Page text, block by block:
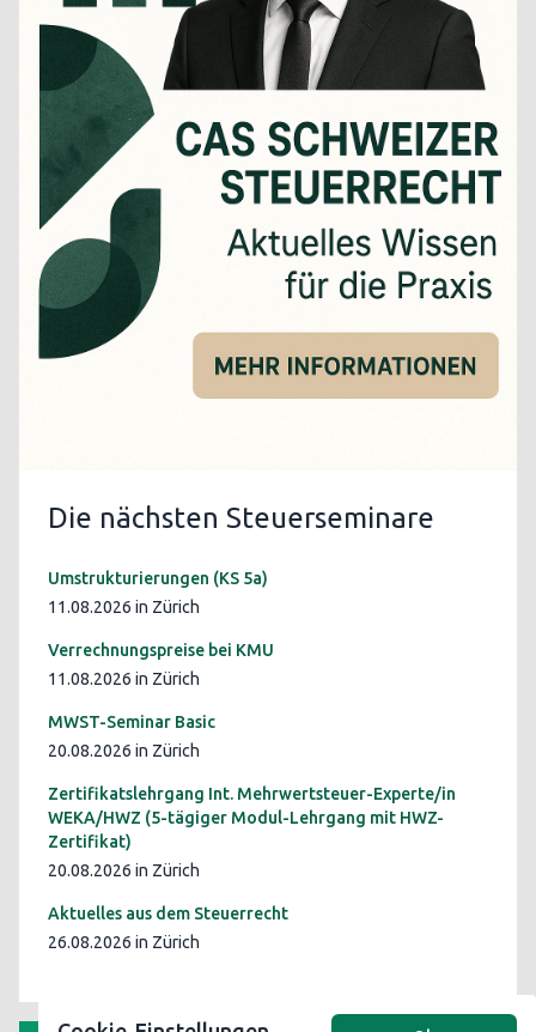
Die nächsten Steuerseminare
Umstrukturierungen (KS 5a)
11.08.2026 in Zürich
Verrechnungspreise bei KMU
11.08.2026 in Zürich
MWST-Seminar Basic
20.08.2026 in Zürich
Zertifikatslehrgang Int. Mehrwertsteuer-Experte/in
WEKA/HWZ (5-tägiger Modul-Lehrgang mit HWZ-
Zertifikat)
20.08.2026 in Zürich
Aktuelles aus dem Steuerrecht
26.08.2026 in Zürich